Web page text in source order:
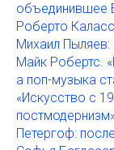
объединившее
Роберто
Михаил Пыляев:
Майк Робертс.
а поп-музыка
«Искусство с
Петергоф: